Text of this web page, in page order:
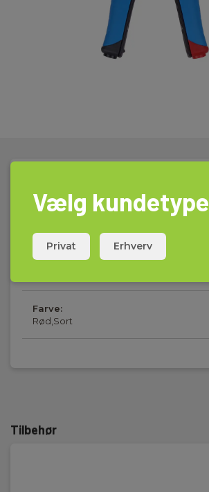
Farve:
Rød,Sort
Tilbehør
Vælg kundetype
Privat Erhverv